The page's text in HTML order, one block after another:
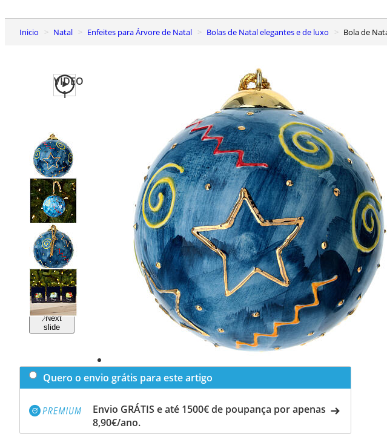
Inicio Natal Enfeites para Árvore de Natal Bolas de Natal elegantes e de luxo Bola de
VIDEO
1
Previous
slide
Next
slide
Quero o envio grátis para este artigo
Envio GRÁTIS e até 1500€ de poupança por apenas
8,90€/ano.